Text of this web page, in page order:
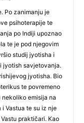
Po zanimanju je
psihoterapije te
po Indiji upoznao
te je pod njegovim
studij jyotisha i
jyotish savjetovanja.
jyotisha. Bio
te povremeno
emisija na
Vastua te su iz nje
praktičari. Kao